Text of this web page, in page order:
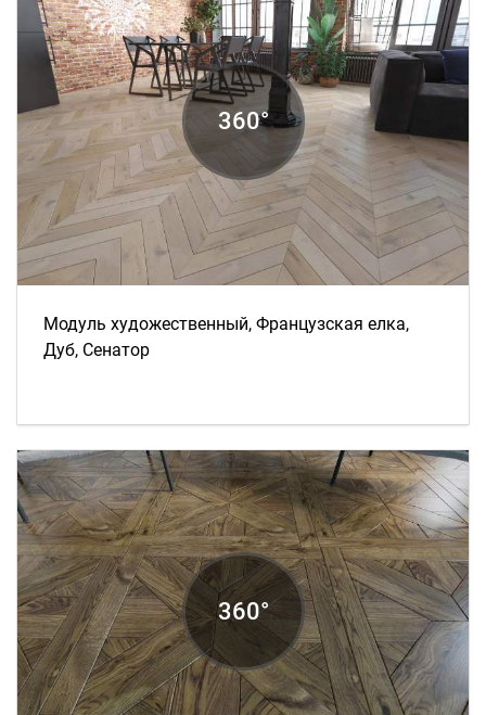
Модуль художественный, Французская елка,
Дуб, Сенатор